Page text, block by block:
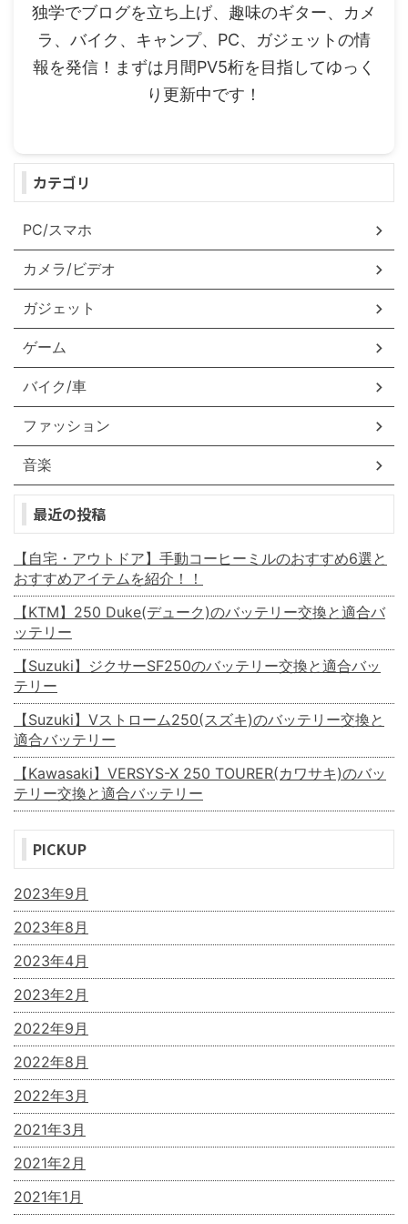
独学でブログを立ち上げ、趣味のギター、カメ
ラ、バイク、キャンプ、PC、ガジェットの情
報を発信！まずは月間PV5桁を目指してゆっく
り更新中です！
カテゴリ
PC/スマホ
カメラ/ビデオ
ガジェット
ゲーム
バイク/車
ファッション
音楽
最近の投稿
【自宅・アウトドア】手動コーヒーミルのおすすめ6選と
おすすめアイテムを紹介！！
【KTM】250 Duke(デューク)のバッテリー交換と適合バ
ッテリー
【Suzuki】ジクサーSF250のバッテリー交換と適合バッ
テリー
【Suzuki】Vストローム250(スズキ)のバッテリー交換と
適合バッテリー
【Kawasaki】VERSYS-X 250 TOURER(カワサキ)のバッ
テリー交換と適合バッテリー
PICKUP
2023年9月
2023年8月
2023年4月
2023年2月
2022年9月
2022年8月
2022年3月
2021年3月
2021年2月
2021年1月